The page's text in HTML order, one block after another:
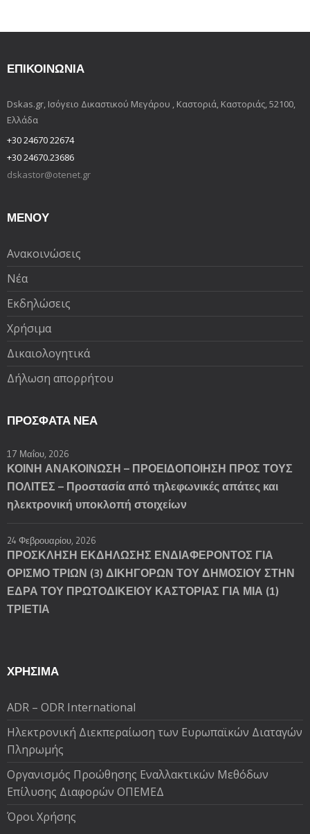
ΕΠΙΚΟΙΝΩΝΊΑ
Dskas.gr, Ισόγειο Δικαστικού Μεγάρου , Καστοριά, Καστοριάς, 52100,
Ελλάδα
+30 24670 22674
+30 24670.23686
dskastor@otenet.gr
ΜΕΝΟΥ
Ανακοινώσεις
Νέα
Εκδηλώσεις
Χρήσιμα
Δικαιολογητικά
Δήλωση απορρήτου
ΠΡΌΣΦΑΤΑ ΝΈΑ
17 Μαΐου, 2026
ΚΟΙΝΗ ΑΝΑΚΟΙΝΩΣΗ – ΠΡΟΕΙΔΟΠΟΙΗΣΗ ΠΡΟΣ ΤΟΥΣ
ΠΟΛΙΤΕΣ – Προστασία από τηλεφωνικές απάτες και
ηλεκτρονική υποκλοπή στοιχείων
24 Φεβρουαρίου, 2026
ΠΡΟΣΚΛΗΣΗ ΕΚΔΗΛΩΣΗΣ ΕΝΔΙΑΦΕΡΟΝΤΟΣ ΓΙΑ
ΟΡΙΣΜΟ ΤΡΙΩΝ (3) ΔΙΚΗΓΟΡΩΝ ΤΟΥ ΔΗΜΟΣΙΟΥ ΣΤΗΝ
ΕΔΡΑ ΤΟΥ ΠΡΩΤΟΔΙΚΕΙΟΥ ΚΑΣΤΟΡΙΑΣ ΓΙΑ ΜΙΑ (1)
ΤΡΙΕΤΙΑ
ΧΡΗΣΙΜΑ
ADR – ODR International
Ηλεκτρονική Διεκπεραίωση των Ευρωπαϊκών Διαταγών
Πληρωμής
Oργανισμός Προώθησης Εναλλακτικών Μεθόδων
Επίλυσης Διαφορών ΟΠΕΜΕΔ
Όροι Χρήσης